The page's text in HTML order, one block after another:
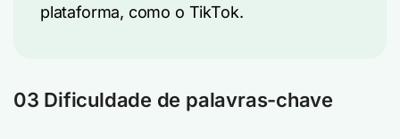
plataforma, como o TikTok.
03 Dificuldade de palavras-chave